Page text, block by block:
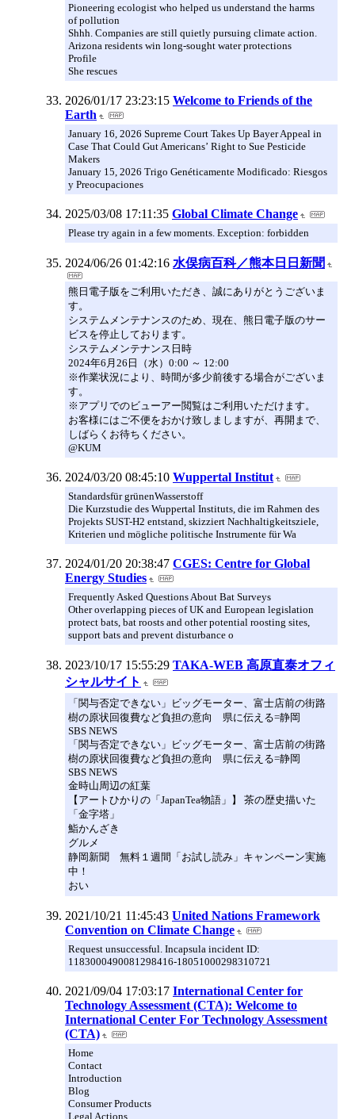
Pioneering ecologist who helped us understand the harms
of pollution
Shhh. Companies are still quietly pursuing climate action.
Arizona residents win long-sought water protections
Profile
She rescues
2026/01/17 23:23:15 Welcome to Friends of the
Earth
January 16, 2026 Supreme Court Takes Up Bayer Appeal in
Case That Could Gut Americans’ Right to Sue Pesticide
Makers
January 15, 2026 Trigo Genéticamente Modificado: Riesgos
y Preocupaciones
2025/03/08 17:11:35 Global Climate Change
Please try again in a few moments. Exception: forbidden
2024/06/26 01:42:16 水俣病百科／熊本日日新聞
熊日電子版をご利用いただき、誠にありがとうございま
す。
システムメンテナンスのため、現在、熊日電子版のサー
ビスを停止しております。
システムメンテナンス日時
2024年6月26日（水）0:00 ～ 12:00
※作業状況により、時間が多少前後する場合がございま
す。
※アプリでのビューアー閲覧はご利用いただけます。
お客様にはご不便をおかけ致しましますが、再開まで、
しばらくお待ちください。
@KUM
2024/03/20 08:45:10 Wuppertal Institut
Standardsfür grünenWasserstoff
Die Kurzstudie des Wuppertal Instituts, die im Rahmen des
Projekts SUST-H2 entstand, skizziert Nachhaltigkeitsziele,
Kriterien und mögliche politische Instrumente für Wa
2024/01/20 20:38:47 CGES: Centre for Global
Energy Studies
Frequently Asked Questions About Bat Surveys
Other overlapping pieces of UK and European legislation
protect bats, bat roosts and other potential roosting sites,
support bats and prevent disturbance o
2023/10/17 15:55:29 TAKA-WEB 高原直泰オフィ
シャルサイト
「関与否定できない」ビッグモーター、富士店前の街路
樹の原状回復費など負担の意向 県に伝える=静岡
SBS NEWS
「関与否定できない」ビッグモーター、富士店前の街路
樹の原状回復費など負担の意向 県に伝える=静岡
SBS NEWS
金時山周辺の紅葉
【アートひかりの「JapanTea物語」】 茶の歴史描いた
「金字塔」
鮨かんざき
グルメ
静岡新聞 無料１週間「お試し読み」キャンペーン実施
中！
おい
2021/10/21 11:45:43 United Nations Framework
Convention on Climate Change
Request unsuccessful. Incapsula incident ID:
1183000490081298416-18051000298310721
2021/09/04 17:03:17 International Center for
Technology Assessment (CTA): Welcome to
International Center For Technology Assessment
(CTA)
Home
Contact
Introduction
Blog
Consumer Products
Legal Actions